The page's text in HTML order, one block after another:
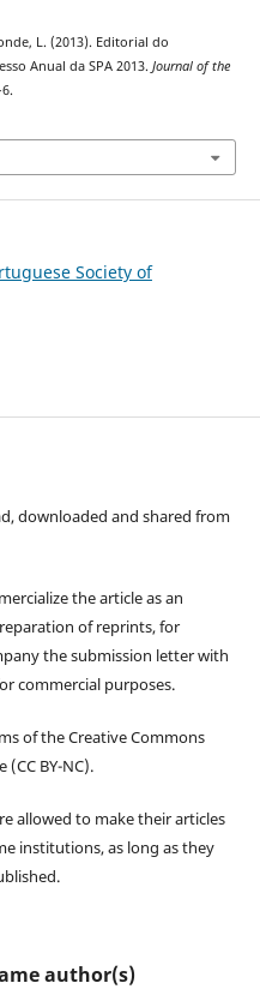
L. (2013). Editorial do
Anual da SPA 2013. Journal of the
Society of
downloaded and shared from
the article as an
of reprints, for
the submission letter with
commercial purposes.
of the Creative Commons
BY-NC).
allowed to make their articles
institutions, as long as they
author(s)